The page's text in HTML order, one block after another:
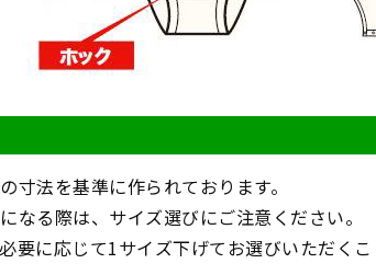
寸法を基準に作られております。
なる際は、サイズ選びにご注意ください。
要に応じて1サイズ下げてお選びいただく